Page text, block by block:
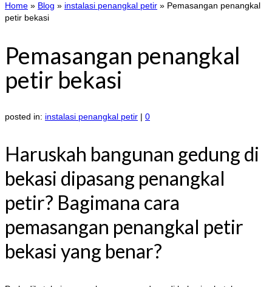
Home » Blog » instalasi penangkal petir » Pemasangan penangkal
petir bekasi
Pemasangan penangkal
petir bekasi
posted in: instalasi penangkal petir | 0
Haruskah bangunan gedung di
bekasi dipasang penangkal
petir? Bagimana cara
pemasangan penangkal petir
bekasi yang benar?